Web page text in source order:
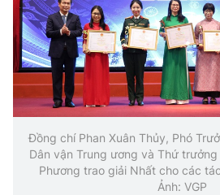
Đồng chí Phan Xuân Thủy, Phó
Dân vận Trung ương và Thứ trưởng
Phương trao giải Nhất cho các
Ảnh: VGP